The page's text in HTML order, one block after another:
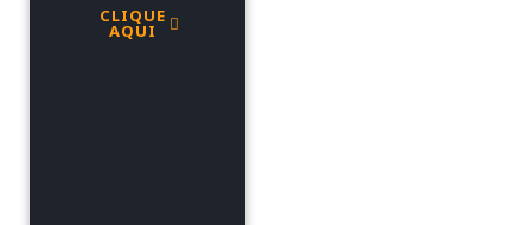
CLIQUE
AQUI